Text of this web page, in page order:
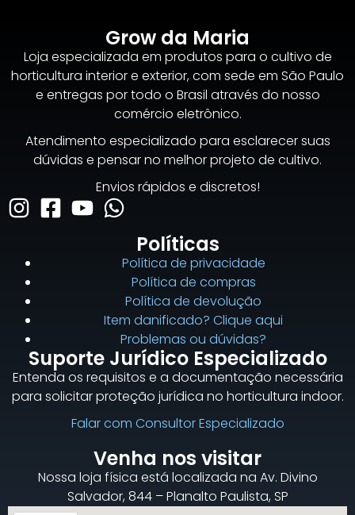
Grow da Maria
Loja especializada em produtos para o cultivo de
horticultura interior e exterior, com sede em São Paulo
e entregas por todo o Brasil através do nosso
comércio eletrônico.
Atendimento especializado para esclarecer suas
dúvidas e pensar no melhor projeto de cultivo.
Envios rápidos e discretos!
Políticas
Política de privacidade
Política de compras
Política de devolução
Item danificado? Clique aqui
Problemas ou dúvidas?
Suporte Jurídico Especializado
Entenda os requisitos e a documentação necessária
para solicitar proteção jurídica no horticultura indoor.
Falar com Consultor Especializado
Venha nos visitar
Nossa loja física está localizada na Av. Divino
Salvador, 844 – Planalto Paulista, SP